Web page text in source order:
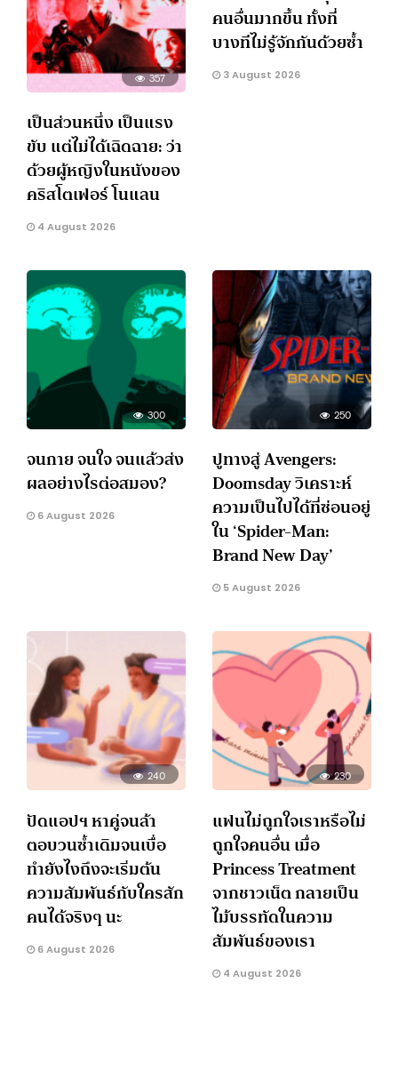
357
เป็นส่วนหนึ่ง เป็นแรง
ขับ แต่ไม่ได้เฉิดฉาย: ว่า
ด้วยผู้หญิงในหนังของ
คริสโตเฟอร์ โนแลน
4 August 2026
คนอื่นมากขึ้น ทั้งที่
บางทีไม่รู้จักกันด้วยซ้ำ
3 August 2026
300
จนกาย จนใจ จนแล้วส่ง
ผลอย่างไรต่อสมอง?
6 August 2026
250
ปูทางสู่ Avengers:
Doomsday วิเคราะห์
ความเป็นไปได้ที่ซ่อนอยู่
ใน ‘Spider-Man:
Brand New Day’
5 August 2026
240
ปัดแอปฯ หาคู่จนล้า
ตอบวนซ้ำเดิมจนเบื่อ
ทำยังไงถึงจะเริ่มต้น
ความสัมพันธ์กับใครสัก
คนได้จริงๆ นะ
6 August 2026
230
แฟนไม่ถูกใจเราหรือไม่
ถูกใจคนอื่น เมื่อ
Princess Treatment
จากชาวเน็ต กลายเป็น
ไม้บรรทัดในความ
สัมพันธ์ของเรา
4 August 2026